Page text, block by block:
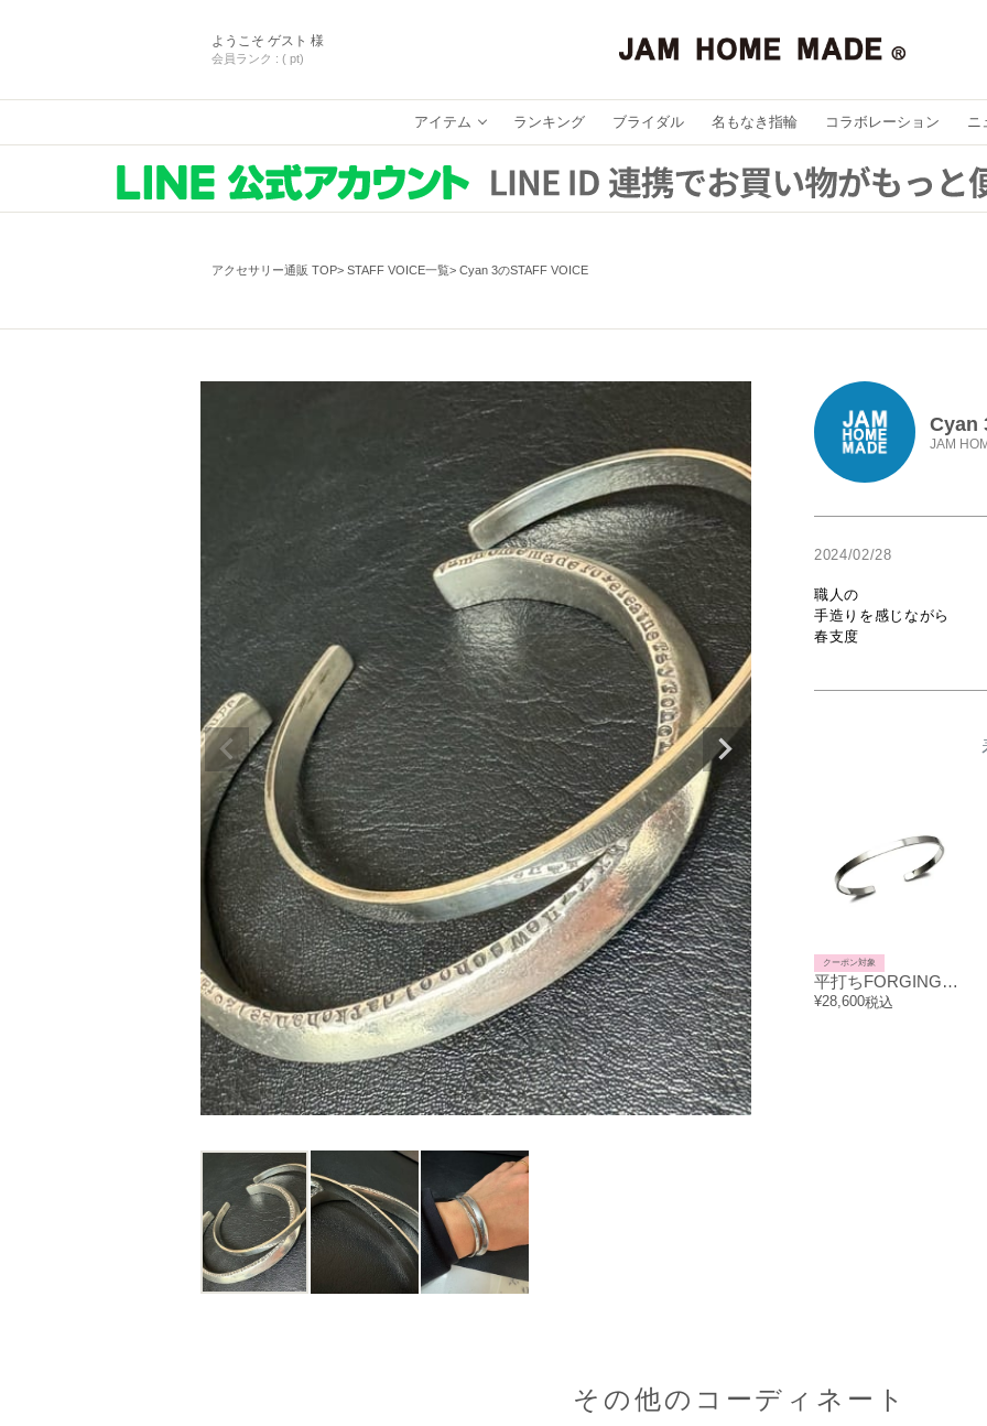
ようこそ ゲスト 様
会員ランク : ( pt)
アイテム ランキング ブライダル 名もなき指輪 コラボレーション ニ
アクセサリー通販 TOP STAFF VOICE一覧 Cyan 3のSTAFF VOICE
Cyan
JAM
2024/02/28
職人の
手造りを感じながら
春支度
平打ちFORGING（鍛造）バングルS-シルバー925/ブレスレット
クーポン対象
¥28,600税込
その他のコーディネート